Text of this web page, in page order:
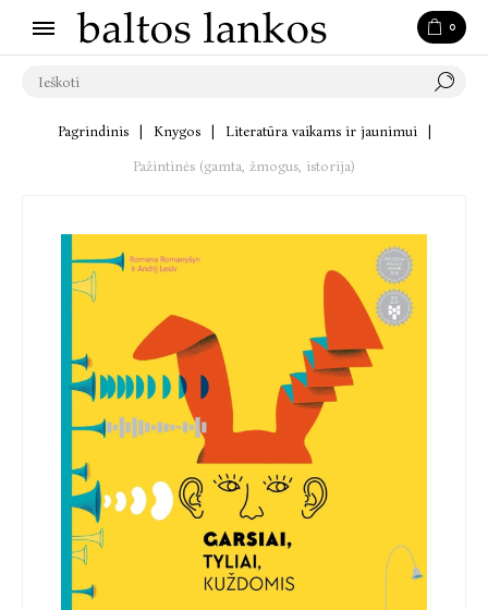
0
Pagrindinis Knygos Literatūra vaikams ir jaunimui
Pažintinės (gamta, žmogus, istorija)